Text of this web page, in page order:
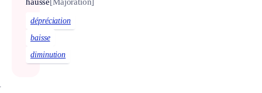
hausse[Majoration]
dépréciation
baisse
diminution